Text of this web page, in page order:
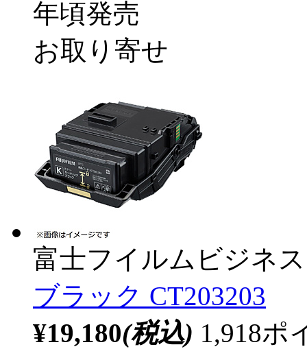
年頃発売
お取り寄せ
富士フイルムビジネ
ブラック CT203203
¥19,180(税込) 1,918ポ